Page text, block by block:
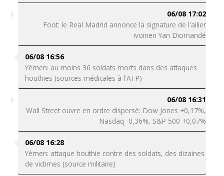
06/08 17:02
Foot: le Real Madrid annonce la signature de l'ailier
ivoirien Yan Diomandé
06/08 16:56
Yémen: au moins 36 soldats morts dans des attaques
houthies (sources médicales à l'AFP)
06/08 16:31
Wall Street ouvre en ordre dispersé: Dow Jones +0,17%,
Nasdaq -0,36%, S&P 500 +0,07%
06/08 16:28
Yémen: attaque houthie contre des soldats, des dizaines
de victimes (source militaire)